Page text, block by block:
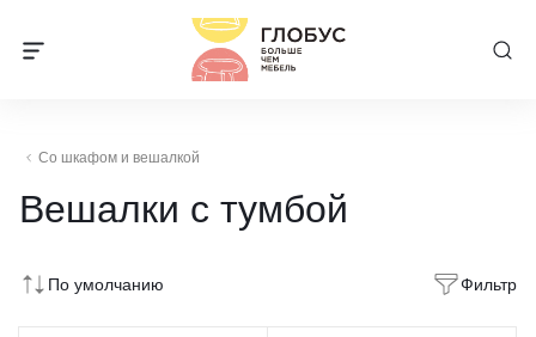
Со шкафом и вешалкой
Вешалки с тумбой
По умолчанию Фильтр